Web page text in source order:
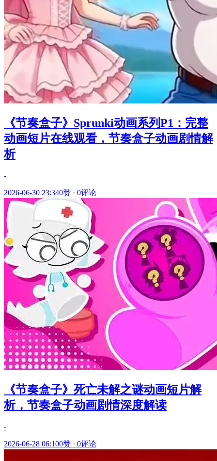
《节奏盒子》Sprunki动画系列P1：完整
动画短片在线观看，节奏盒子动画剧情解
析
-
2026-06-30 23:340赞 · 0评论
《节奏盒子》死亡未解之谜动画短片解
析，节奏盒子动画剧情深度解读
-
2026-06-28 06:100赞 · 0评论